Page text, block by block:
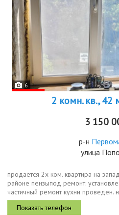
6
2 комн. кв., 42
3 150
р-н
улица
продаётся 2х ком. квартира на
районе пензыпод ремонт.
частичный ремонт кухни проведен.
пол под плиткой и новая проводка.
горячей воды....